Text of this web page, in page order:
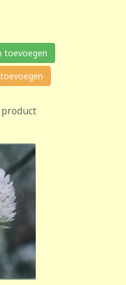
toevoegen